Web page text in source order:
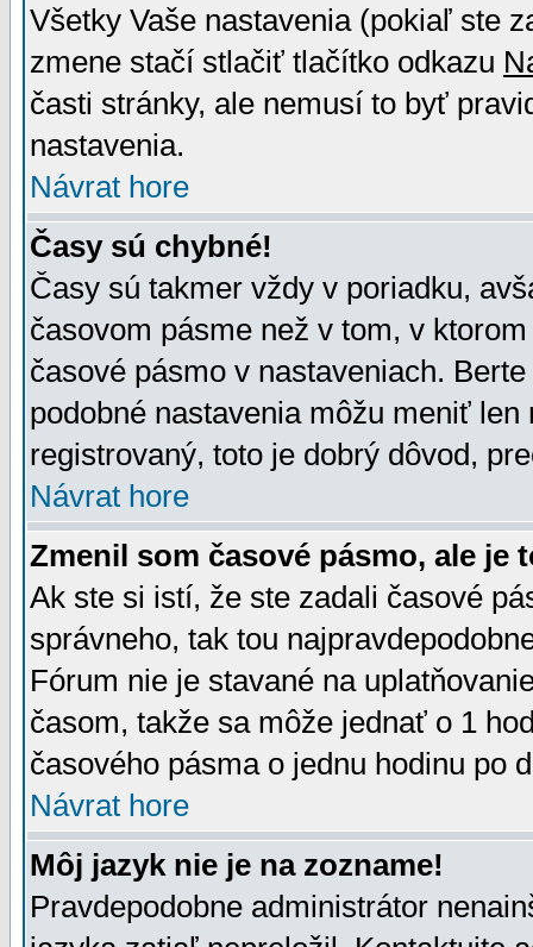
Všetky Vaše nastavenia (pokiaľ ste
zmene stačí stlačiť tlačítko odkazu
časti stránky, ale nemusí to byť
nastavenia.
Návrat hore
Časy sú chybné!
Časy sú takmer vždy v poriadku,
časovom pásme než v tom, v
časové pásmo v nastaveniach.
podobné nastavenia môžu meniť
registrovaný, toto je dobrý dôvod,
Návrat hore
Zmenil som časové pásmo, ale je
Ak ste si istí, že ste zadali časové
správneho, tak tou
Fórum nie je stavané na
časom, takže sa môže jednať o 1
časového pásma o jednu hodinu po
Návrat hore
Môj jazyk nie je na zozname!
Pravdepodobne administrátor